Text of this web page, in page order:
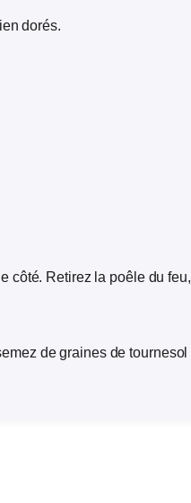
dorés.
côté. Retirez la poêle du feu,
de graines de tournesol